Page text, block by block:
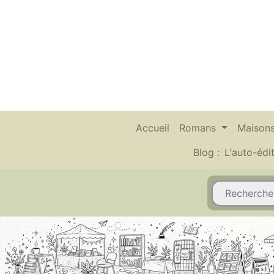
Accueil Romans
Blog : L'auto-